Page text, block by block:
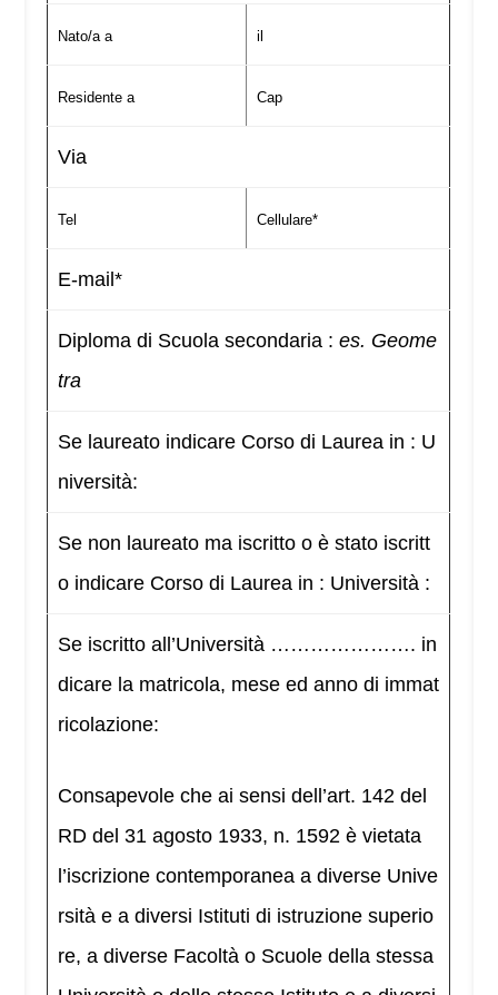
Nato/a a il
Residente a Cap
Via
Tel Cellulare*
E-mail*
Diploma di Scuola secondaria :es. Geome
tra
Se laureato indicare Corso di Laurea in : U
niversità:
Se non laureato ma iscritto o è stato iscritt
o indicare Corso di Laurea in : Università :
Se iscritto all’Università …………………. in
dicare la matricola, mese ed anno di immat
ricolazione:
Consapevole che ai sensi dell’art. 142 del
RD del 31 agosto 1933, n. 1592 è vietata
l’iscrizione contemporanea a diverse Unive
rsità e a diversi Istituti di istruzione superio
re, a diverse Facoltà o Scuole della stessa